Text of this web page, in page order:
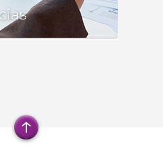
recibida por la
quien está
con los valores de
CONOCE MÁS